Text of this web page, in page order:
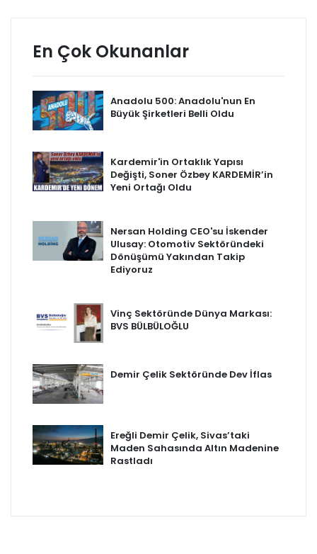
En Çok Okunanlar
Anadolu 500: Anadolu'nun En
Büyük Şirketleri Belli Oldu
Kardemir'in Ortaklık Yapısı
Değişti, Soner Özbey KARDEMİR’in
Yeni Ortağı Oldu
Nersan Holding CEO'su İskender
Ulusay: Otomotiv Sektöründeki
Dönüşümü Yakından Takip
Ediyoruz
Vinç Sektöründe Dünya Markası:
BVS BÜLBÜLOĞLU
Demir Çelik Sektöründe Dev İflas
Ereğli Demir Çelik, Sivas’taki
Maden Sahasında Altın Madenine
Rastladı